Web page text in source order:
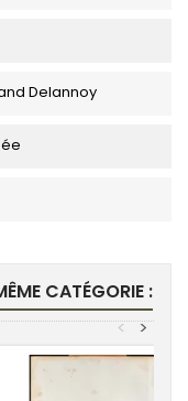
Delannoy
CATÉGORIE :
>
<